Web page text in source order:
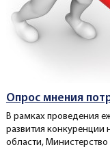
Опрос мнения
В рамках проведения
развития конкуренции
области,